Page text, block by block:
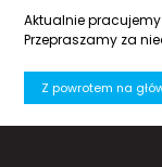
Aktualnie
Przepraszamy za
Z powrotem na